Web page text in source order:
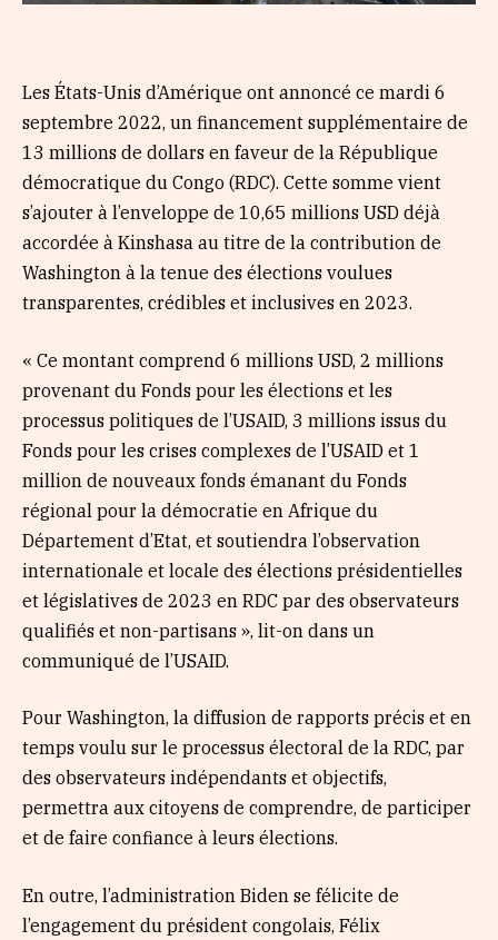
Les États-Unis d’Amérique ont annoncé ce mardi 6
septembre 2022, un financement supplémentaire de
13 millions de dollars en faveur de la République
démocratique du Congo (RDC). Cette somme vient
s’ajouter à l’enveloppe de 10,65 millions USD déjà
accordée à Kinshasa au titre de la contribution de
Washington à la tenue des élections voulues
transparentes, crédibles et inclusives en 2023.
« Ce montant comprend 6 millions USD, 2 millions
provenant du Fonds pour les élections et les
processus politiques de l’USAID, 3 millions issus du
Fonds pour les crises complexes de l’USAID et 1
million de nouveaux fonds émanant du Fonds
régional pour la démocratie en Afrique du
Département d’Etat, et soutiendra l’observation
internationale et locale des élections présidentielles
et législatives de 2023 en RDC par des observateurs
qualifiés et non-partisans », lit-on dans un
communiqué de l’USAID.
Pour Washington, la diffusion de rapports précis et en
temps voulu sur le processus électoral de la RDC, par
des observateurs indépendants et objectifs,
permettra aux citoyens de comprendre, de participer
et de faire confiance à leurs élections.
En outre, l’administration Biden se félicite de
l’engagement du président congolais, Félix